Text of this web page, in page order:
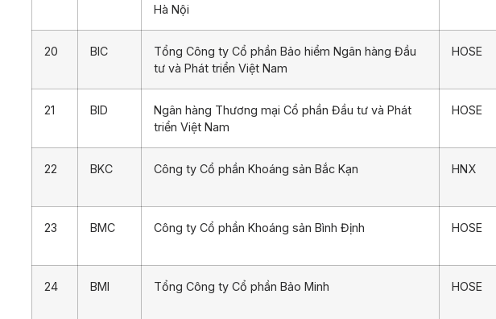
Hà Nội
20 BIC
Tổng Công ty Cổ phần Bảo hiểm Ngân hàng Đầu
tư và Phát triển Việt Nam
HOSE
21 BID
Ngân hàng Thương mại Cổ phần Đầu tư và Phát
triển Việt Nam
HOSE
22 BKC Công ty Cổ phần Khoáng sản Bắc Kạn HNX
23 BMC Công ty Cổ phần Khoáng sản Bình Định HOSE
24 BMI Tổng Công ty Cổ phần Bảo Minh HOSE